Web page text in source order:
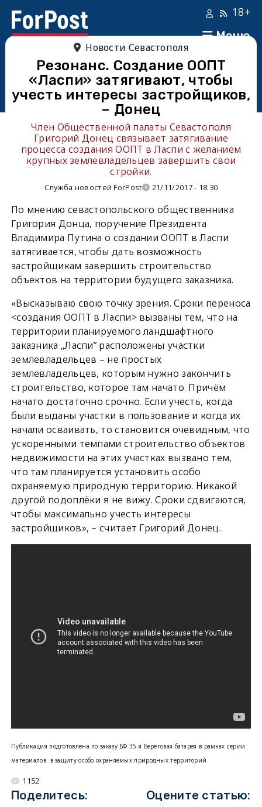
Меню
18+
Новости Севастополя
Резонанс. Создание ООПТ
«Ласпи» затягивают, чтобы
учесть интересы застройщиков,
– Донец
Член Общественной палаты Севастополя
Григорий Донец связывает затягивание
процесса создания ООПТ в Ласпи с желанием
крупных землевладельцев завершить свои
стройки.
Служба новостей ForPost 21/11/2017 - 18:30
По мнению севастопольского общественника
Григория Донца, поручение Президента
Владимира Путина о создании ООПТ в Ласпи
затягивается, чтобы дать возможность
застройщикам завершить строительство
объектов на территории будущего заказника.
«Высказываю свою точку зрения. Сроки переноса
<создания ООПТ в Ласпи> вызваны тем, что на
территории планируемого ландшафтного
заказника „Ласпи” расположены участки
землевладельцев – не простых
землевладельцев, которым нужно закончить
строительство, которое там начато. Причём
начато достаточно срочно. Если учесть, когда
были выданы участки в пользование и когда их
начали осваивать, то становится очевидным, что
ускоренными темпами строительство объектов
недвижимости на этих участках вызвано тем,
что там планируется установить особо
охраняемую природную территорию. Никакой
другой подоплёки я не вижу. Сроки сдвигаются,
чтобы максимально учесть интересы
застройщиков», – считает Григорий Донец.
Публикация подготовлена по заказу БФ 35-я Береговая батарея в рамках серии
материалов в защиту особо охраняемых природных территорий
1152
Поделитесь: Оцените статью: